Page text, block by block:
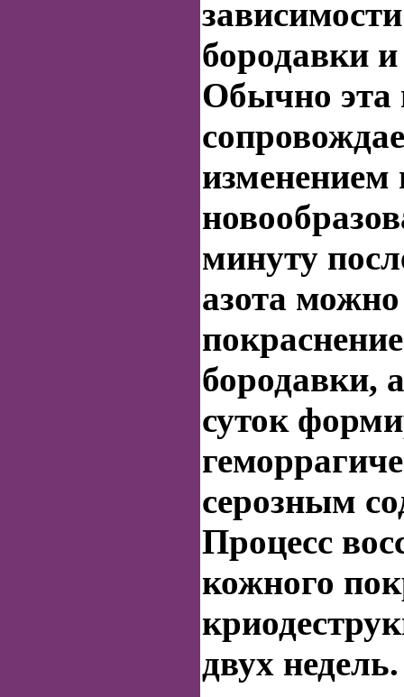
бородавки и
Обычно эта
изменением
минуту
азота
бородавки,
суток
серозным
Процесс
кожного
двух недель.